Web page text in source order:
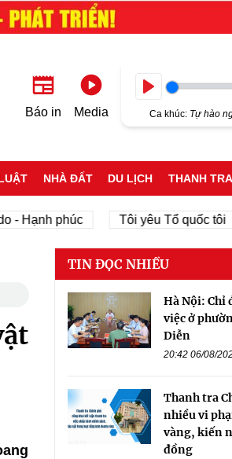
Báo in Media Ca khúc: Tự hào
NHÀ ĐẤT DU LỊCH THANH
phúc Tôi yêu Tổ quốc tôi
TIN ĐỌC NHIỀU
Hà Nội: Chỉ
việc ở
Diễn
20:42 06/08/
Thanh tra
nhiều vi
vàng, kiến
đồng